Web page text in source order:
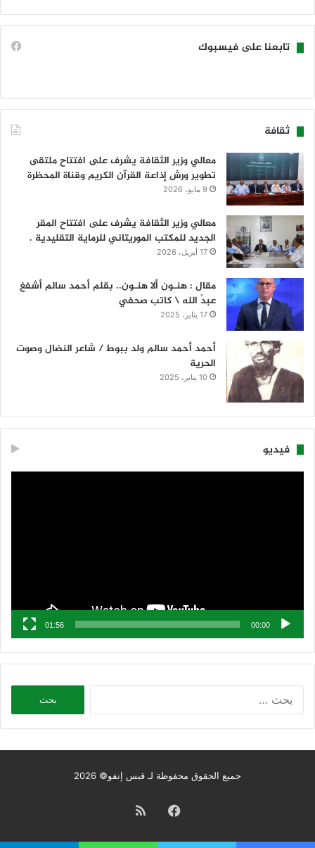
تابعنا على فيسبوك
ثقافة
معالي وزير الثقافة يشرف على افتتاح ملتقى
تطوير ورش إذاعة القرآن الكريم وقناة المحظرة
9 مايو، 2026
معالي وزير الثقافة يشرف على افتتاح المقر
الجديد للمكتب الموريتاني للرماية التقليدية .
17 أبريل، 2026
مقال : هنـون ألا هنـون.. بقلم أحمد سالم أشفغ
عبدُ الله \ كاتب صحفي
17 يناير، 2025
أحمد أحمد سالم ولد ببوط / شاعر النضال وصوت
الحرية
10 يناير، 2025
فيديو
00:00
01:56
جميع الحقوق محفوظة لـ قبس إنفو© 2026
فيسبوكملخص
الموقع